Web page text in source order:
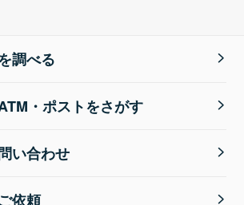
調べる
・ポストをさがす
い合わせ
依頼